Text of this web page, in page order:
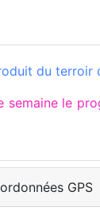
du terroir
le
GPS